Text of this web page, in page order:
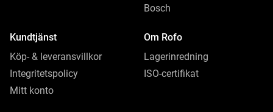
Bosch
Kundtjänst
Köp- & leveransvillkor
Integritetspolicy
Mitt konto
Om Rofo
Lagerinredning
ISO-certifikat